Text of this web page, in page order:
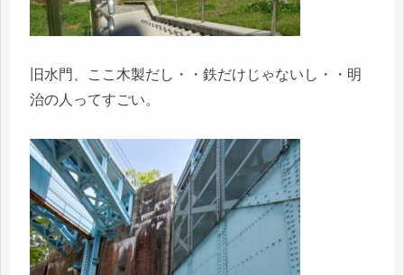
旧水門、ここ木製だし・・鉄だけじゃないし・・明
治の人ってすごい。